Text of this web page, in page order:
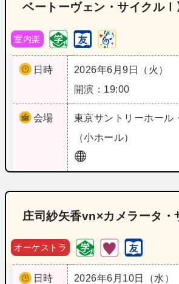
ベートーヴェン・サイクルⅠ
室内楽
日時
2026年6月9日（火）
開演：19:00
会場 東京サントリーホール
（小ホール）
庄司紗矢香vn×カメラータ・
オーケストラ
日時
2026年6月10日（水）